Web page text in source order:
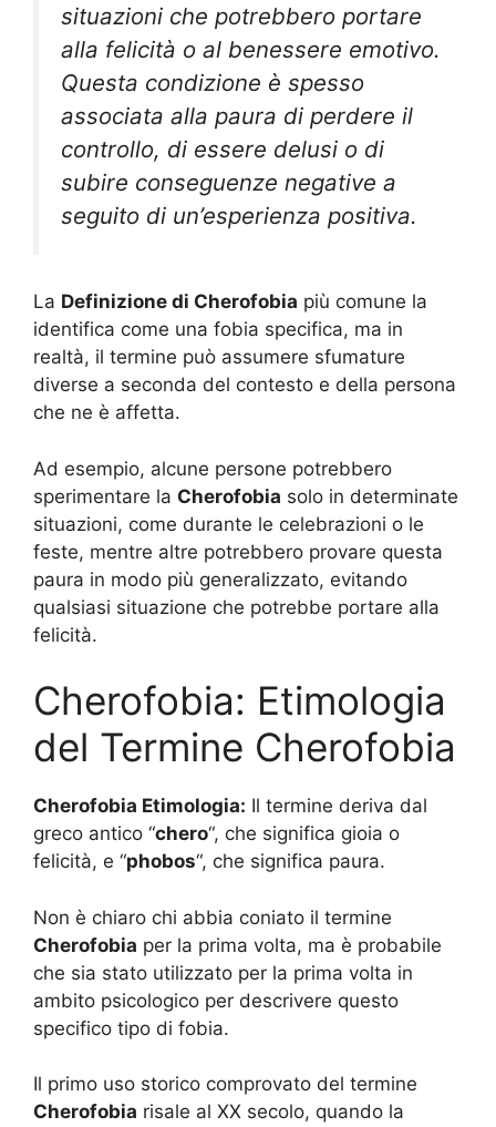
situazioni che potrebbero portare
alla felicità o al benessere emotivo.
Questa condizione è spesso
associata alla paura di perdere il
controllo, di essere delusi o di
subire conseguenze negative a
seguito di un’esperienza positiva.
La Definizione di Cherofobia più comune la
identifica come una fobia specifica, ma in
realtà, il termine può assumere sfumature
diverse a seconda del contesto e della persona
che ne è affetta.
Ad esempio, alcune persone potrebbero
sperimentare la Cherofobia solo in determinate
situazioni, come durante le celebrazioni o le
feste, mentre altre potrebbero provare questa
paura in modo più generalizzato, evitando
qualsiasi situazione che potrebbe portare alla
felicità.
Cherofobia: Etimologia
del Termine Cherofobia
Cherofobia Etimologia: Il termine deriva dal
greco antico “chero“, che significa gioia o
felicità, e “phobos“, che significa paura.
Non è chiaro chi abbia coniato il termine
Cherofobia per la prima volta, ma è probabile
che sia stato utilizzato per la prima volta in
ambito psicologico per descrivere questo
specifico tipo di fobia.
Il primo uso storico comprovato del termine
Cherofobia risale al XX secolo, quando la